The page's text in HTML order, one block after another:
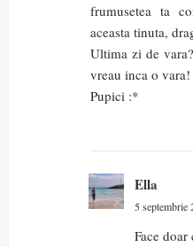
frumusetea ta
aceasta tinuta,
Ultima zi de
vreau inca o
Pupici :*
Ella
5 septembrie
Face